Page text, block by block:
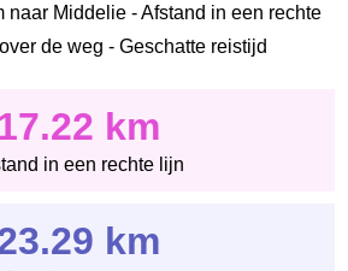
naar Middelie - Afstand in een rechte
de weg - Geschatte reistijd
17.22 km
in een rechte lijn
km